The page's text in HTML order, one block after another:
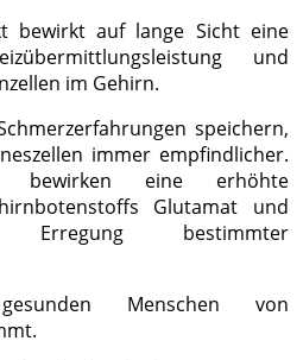
bewirkt auf lange Sicht eine
und
im Gehirn.
speichern,
immer empfindlicher.
bewirken eine erhöhte
Glutamat und
bestimmter
Menschen von